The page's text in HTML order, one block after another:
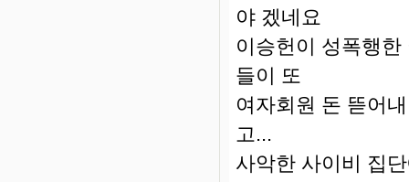
야 겠네요
이승헌이 성폭행
들이 또
여자회원 돈 뜯어
고...
사악한 사이비 집